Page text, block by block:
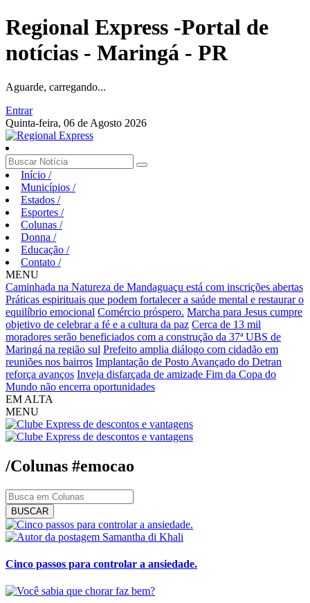
Regional Express -Portal de
notícias - Maringá - PR
Aguarde, carregando...
Entrar
Quinta-feira, 06 de Agosto 2026
Início /
Municípios /
Estados /
Esportes /
Colunas /
Donna /
Educação /
Contato /
MENU
Caminhada na Natureza de Mandaguaçu está com inscrições abertas
Práticas espirituais que podem fortalecer a saúde mental e restaurar o
equilíbrio emocional Comércio próspero. Marcha para Jesus cumpre
objetivo de celebrar a fé e a cultura da paz Cerca de 13 mil
moradores serão beneficiados com a construção da 37ª UBS de
Maringá na região sul Prefeito amplia diálogo com cidadão em
reuniões nos bairros Implantação de Posto Avançado do Detran
reforça avanços Inveja disfarçada de amizade Fim da Copa do
Mundo não encerra oportunidades
EM ALTA
MENU
/Colunas #emocao
BUSCAR
Samantha di Khali
Cinco passos para controlar a ansiedade.